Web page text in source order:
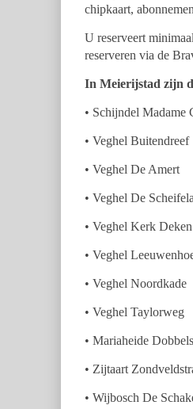
chipkaart,
U reserveert
reserveren via de
In Meierijstad zijn
• Schijndel Madame
• Veghel Buitendreef
• Veghel De Amert
• Veghel De
• Veghel Kerk
• Veghel
• Veghel Noordkade
• Veghel Taylorweg
• Mariaheide
• Zijtaart
• Wijbosch De